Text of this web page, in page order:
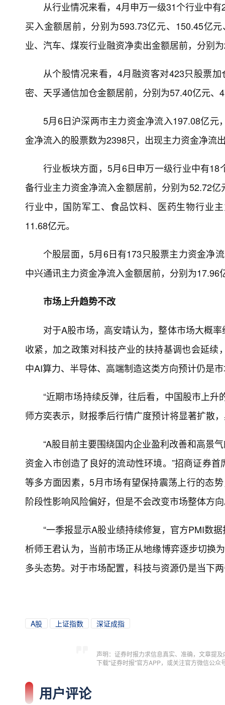
从行业情况来看，4月申万一级31个行业中
买入金额居前，分别为593.73亿元、150.45亿
业、汽车、煤炭行业融资净卖出金额居前，分别
从个股情况来看，4月融资客对423只股票
密、天孚通信加仓金额居前，分别为57.40亿元
5月6日沪深两市主力资金净流入197.08亿
金净流入的股票数为2398只，出现主力资金净流
行业板块方面，5月6日申万一级行业中有
备行业主力资金净流入金额居前，分别为52.72
行业中，国防军工、食品饮料、医药生物行业
11.68亿元。
个股层面，5月6日有173只股票主力资金净
中兴通讯主力资金净流入金额居前，分别为
市场上升趋势不改
对于A股市场，高安靖认为，整体市场大概
收紧，加之政策对科技产业的扶持基调也会延
中AI算力、半导体、高端制造这类方向预计仍是
“近期市场持续反弹，往后看，中国股市上
师方奕表示，财报季后行情广度预计将显著扩散
“A股目前主要围绕国内企业盈利改善和高景
资金入市创造了良好的流动性环境。”招商证券
等多方面因素，5月市场有望保持震荡上行的态
阶段性影响风险偏好，但是不会改变市场整体方
“一季报显示A股业绩持续修复，官方PMI数
析师王君认为，当前市场正从地缘博弈逐步切换
多头态势。对于市场配置，科技与资源仍是当下
A股 上证指数 深证成指
声明：证券时报力求信息真实、准确，文章提
下载"证券时报"官方APP，或关注官方微信公
用户评论